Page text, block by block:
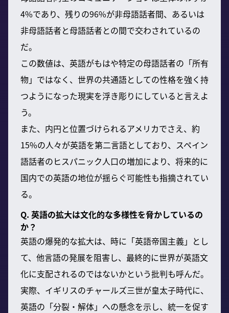
4%であり、残りの96%が非母語話者間、あるいは
非母語話者と母語話者との間で交わされているの
だ。
この数値は、英語がもはや特定の母語話者の「所有
物」ではなく、世界の共通語としての性格を強く持
つようになった現実を浮き彫りにしていると言えよ
う。
また、内円と位置づけられるアメリカでさえ、約
15%の人々が英語を第二言語としており、スペイン
語話者のヒスパニック人口の増加により、将来的に
国内での英語の地位が揺らぐ可能性も指摘されてい
る。
Q. 英語の拡大は文化的な多様性を脅かしているの
か？
英語の爆発的な拡大は、時に「英語帝国主義」とし
て、他言語の発展を阻害し、最終的に世界が英語文
化に支配されるのではないかという批判も呼んだ。
実際、イギリスのチャールズ三世が皇太子時代に、
英語の「分裂・解体」への懸念を示し、統一を促す